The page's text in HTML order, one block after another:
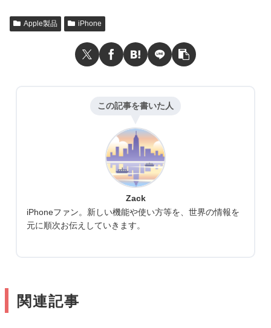
Apple製品 iPhone
この記事を書いた人
Zack
iPhoneファン。新しい機能や使い方等を、世界の情報を
元に順次お伝えしていきます。
関連記事